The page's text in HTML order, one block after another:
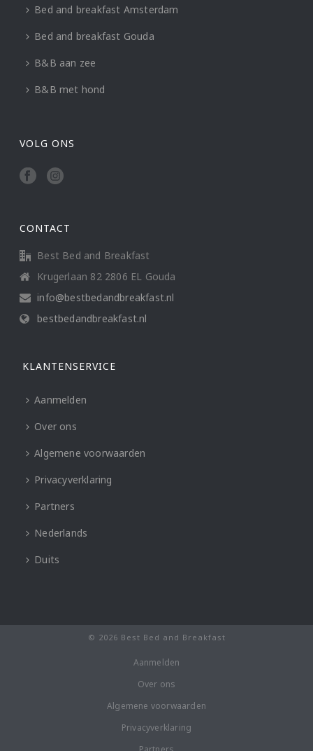
Bed and breakfast Amsterdam
Bed and breakfast Gouda
B&B aan zee
B&B met hond
VOLG ONS
CONTACT
Best Bed and Breakfast
Krugerlaan 82 2806 EL Gouda
info@bestbedandbreakfast.nl
bestbedandbreakfast.nl
KLANTENSERVICE
Aanmelden
Over ons
Algemene voorwaarden
Privacyverklaring
Partners
Nederlands
Duits
© 2026 Best Bed and Breakfast
Aanmelden
Over ons
Algemene voorwaarden
Privacyverklaring